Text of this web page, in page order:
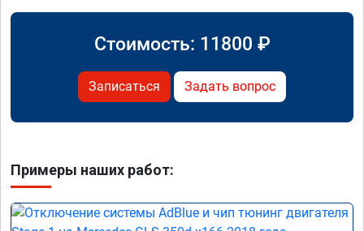
Стоимость: 11800 ₽
Записаться Задать вопрос
Примеры наших работ: